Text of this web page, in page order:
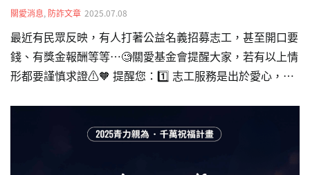
關愛消息, 防詐文章 2025.07.08
最近有民眾反映，有人打著公益名義招募志工，甚至開口要
錢、有獎金報酬等等…🧐關愛基金會提醒大家，若有以上情
形都要謹慎求證⚠️🧡 提醒您：1️⃣ 志工服務是出於愛心，不
構查證，確認對方是否真的與公益單位合作。3️⃣ 有疑問，